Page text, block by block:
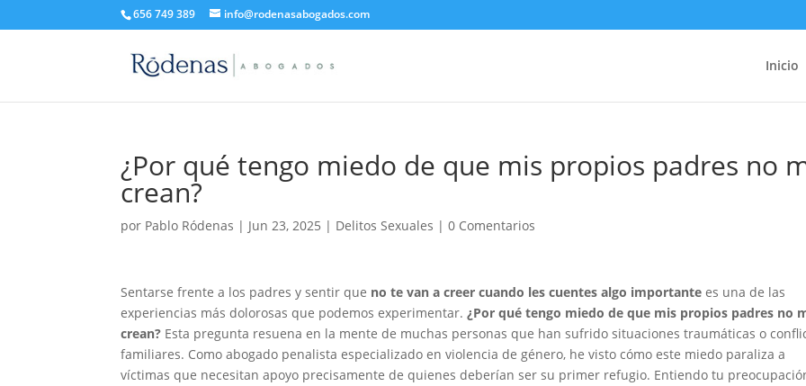
656 749 389 info@rodenasabogados.com
Inicio
¿Por qué tengo miedo de que mis propios padres no
crean?
por Pablo Ródenas | Jun 23, 2025 | Delitos Sexuales |0 Comentarios
Sentarse frente a los padres y sentir que no te van a creer cuando les cuentes algo importante es una de las
experiencias más dolorosas que podemos experimentar.¿Por qué tengo miedo de que mis propios padres no
crean? Esta pregunta resuena en la mente de muchas personas que han sufrido situaciones traumáticas o
familiares. Como abogado penalista especializado en violencia de género, he visto cómo este miedo paraliza a
víctimas que necesitan apoyo precisamente de quienes deberían ser su primer refugio. Entiendo tu